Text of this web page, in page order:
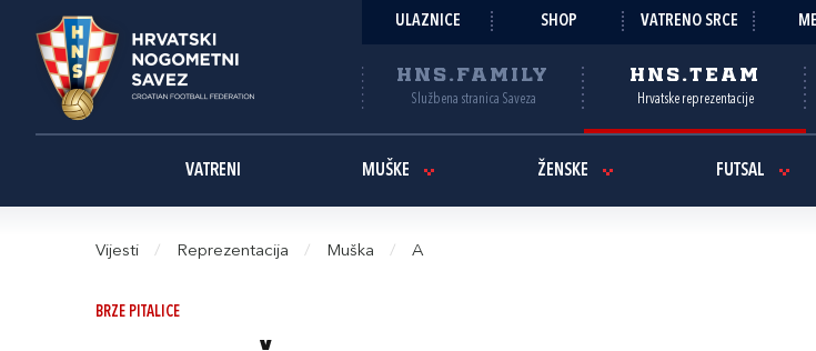
ULAZNICE SHOP VATRENO SRCE
HNS.FAMILY
Službena stranica Saveza
HNS.TEAM
Hrvatske reprezentacije
VATRENI MUŠKE ŽENSKE FUTSAL
Vijesti / Reprezentacija / Muška / A
BRZE PITALICE